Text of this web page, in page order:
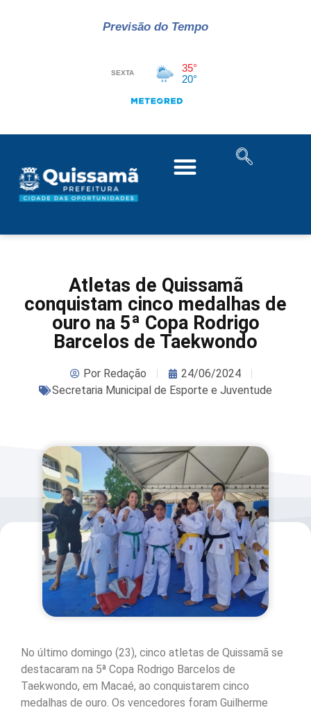
Previsão do Tempo
Atletas de Quissamã
conquistam cinco medalhas de
ouro na 5ª Copa Rodrigo
Barcelos de Taekwondo
PorRedação
24/06/2024
Secretaria Municipal de Esporte e Juventude
No último domingo (23), cinco atletas de Quissamã se
destacaram na 5ª Copa Rodrigo Barcelos de
Taekwondo, em Macaé, ao conquistarem cinco
medalhas de ouro. Os vencedores foram Guilherme